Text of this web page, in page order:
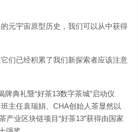
元宇宙原型历史，我们可以从中获得
们已经积累了我们新探索者应该注意
典礼暨“好茶13数字茶城”启动仪
主任袁瑞娟、CHA创始人茶显然以
业区块链项目“好茶13”获得由国家